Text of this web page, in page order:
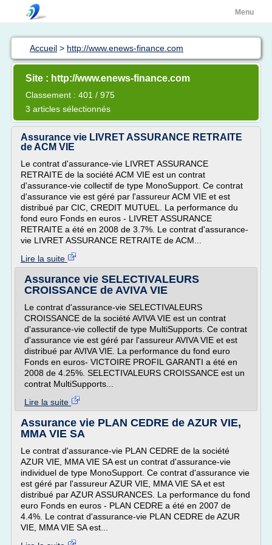
Menu
Accueil > http://www.enews-finance.com
Site : http://www.enews-finance.com
Classement : 401 / 975
3 articles sélectionnés
Assurance vie LIVRET ASSURANCE RETRAITE
de ACM VIE
Le contrat d'assurance-vie LIVRET ASSURANCE
RETRAITE de la société ACM VIE est un contrat
d'assurance-vie collectif de type MonoSupport. Ce contrat
d'assurance vie est géré par l'assureur ACM VIE et est
distribué par CIC, CREDIT MUTUEL. La performance du
fond euro Fonds en euros - LIVRET ASSURANCE
RETRAITE a été en 2008 de 3.7%. Le contrat d'assurance-
vie LIVRET ASSURANCE RETRAITE de ACM...
Lire la suite
Assurance vie SELECTIVALEURS
CROISSANCE de AVIVA VIE
Le contrat d'assurance-vie SELECTIVALEURS
CROISSANCE de la société AVIVA VIE est un contrat
d'assurance-vie collectif de type MultiSupports. Ce contrat
d'assurance vie est géré par l'assureur AVIVA VIE et est
distribué par AVIVA VIE. La performance du fond euro
Fonds en euros- VICTOIRE PROFIL GARANTI a été en
2008 de 4.25%. SELECTIVALEURS CROISSANCE est un
contrat MultiSupports...
Lire la suite
Assurance vie PLAN CEDRE de AZUR VIE,
MMA VIE SA
Le contrat d'assurance-vie PLAN CEDRE de la société
AZUR VIE, MMA VIE SA est un contrat d'assurance-vie
individuel de type MonoSupport. Ce contrat d'assurance vie
est géré par l'assureur AZUR VIE, MMA VIE SA et est
distribué par AZUR ASSURANCES. La performance du fond
euro Fonds en euros - PLAN CEDRE a été en 2007 de
4.4%. Le contrat d'assurance-vie PLAN CEDRE de AZUR
VIE, MMA VIE SA est...